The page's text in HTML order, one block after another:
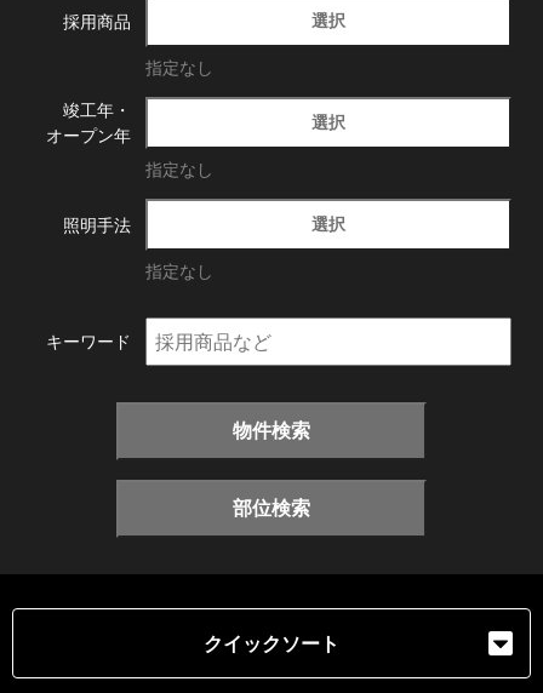
採用商品 選択
指定なし
竣工年・
オープン年
選択
指定なし
照明手法 選択
指定なし
キーワード
物件検索
部位検索
クイックソート